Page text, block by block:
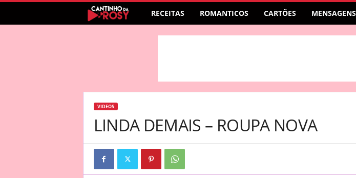
RECEITAS ROMANTICOS CARTÕES MENSAGENS
VIDEOS
LINDA DEMAIS – ROUPA NOVA